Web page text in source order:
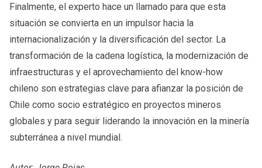
Finalmente, el experto hace un llamado para que esta
situación se convierta en un impulsor hacia la
internacionalización y la diversificación del sector. La
transformación de la cadena logística, la modernización de
infraestructuras y el aprovechamiento del know-how
chileno son estrategias clave para afianzar la posición de
Chile como socio estratégico en proyectos mineros
globales y para seguir liderando la innovación en la minería
subterránea a nivel mundial.